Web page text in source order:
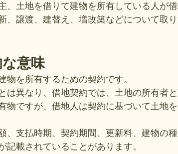
、土地を借りて建物を所有している人が
、譲渡、建替え、増改築などについて取
意味
を所有するための契約です。
は異なり、借地契約では、土地の所有者
物ですが、借地人は契約に基づいて土地
、支払時期、契約期間、更新料、建物の
記載されていることがあります。